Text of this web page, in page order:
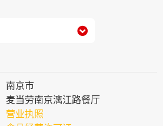

南京市
麦当劳南京漓江路餐厅
营业执照